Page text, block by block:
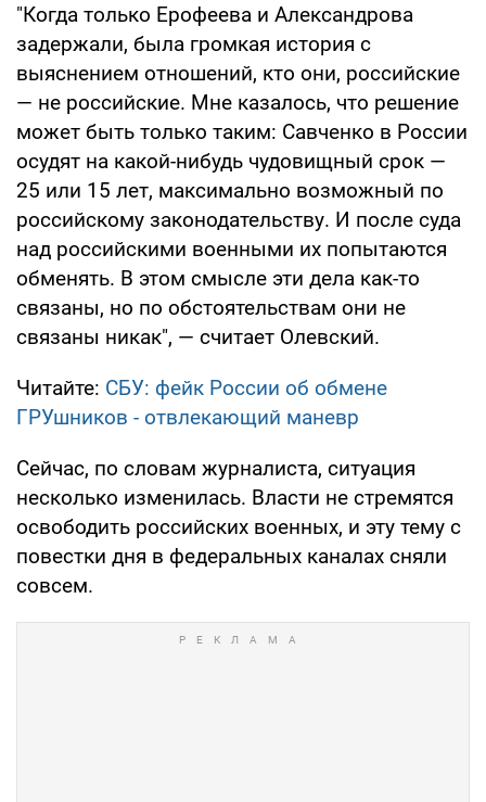
"Когда только Ерофеева и Александрова
задержали, была громкая история с
выяснением отношений, кто они, российские
— не российские. Мне казалось, что решение
может быть только таким: Савченко в России
осудят на какой-нибудь чудовищный срок —
25 или 15 лет, максимально возможный по
российскому законодательству. И после суда
над российскими военными их попытаются
обменять. В этом смысле эти дела как-то
связаны, но по обстоятельствам они не
связаны никак", — считает Олевский.
Читайте: СБУ: фейк России об обмене
ГРУшников - отвлекающий маневр
Сейчас, по словам журналиста, ситуация
несколько изменилась. Власти не стремятся
освободить российских военных, и эту тему с
повестки дня в федеральных каналах сняли
совсем.